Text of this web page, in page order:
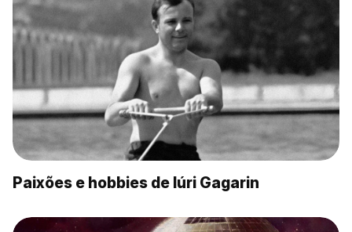
Paixões e hobbies de Iúri Gagarin